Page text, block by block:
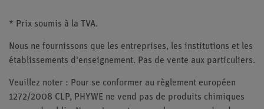
* Prix soumis à la TVA.
Nous ne fournissons que les entreprises, les institutions et les
établissements d'enseignement. Pas de vente aux particuliers.
Veuillez noter : Pour se conformer au règlement européen
1272/2008 CLP, PHYWE ne vend pas de produits chimiques